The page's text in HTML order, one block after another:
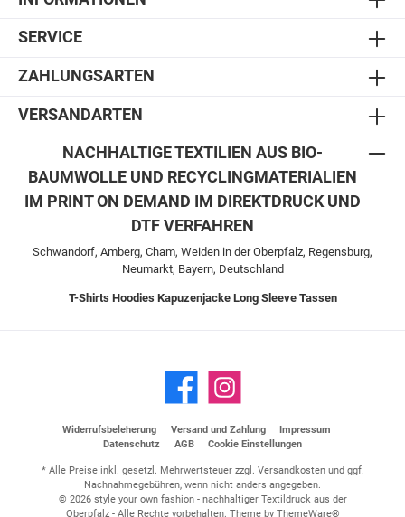
SERVICE
ZAHLUNGSARTEN
VERSANDARTEN
NACHHALTIGE TEXTILIEN AUS BIO-
BAUMWOLLE UND RECYCLINGMATERIALIEN
IM PRINT ON DEMAND IM DIREKTDRUCK UND
DTF VERFAHREN
Schwandorf, Amberg, Cham, Weiden in der Oberpfalz, Regensburg,
Neumarkt, Bayern, Deutschland
T-Shirts Hoodies Kapuzenjacke Long Sleeve Tassen
Widerrufsbeleherung Versand und Zahlung
Impressum
Datenschutz
AGB Cookie Einstellungen
* Alle Preise inkl. gesetzl. Mehrwertsteuer zzgl. Versandkostenund ggf.
Nachnahmegebühren, wenn nicht anders angegeben.
© 2026 style your own fashion - nachhaltiger Textildruck aus der
Oberpfalz - Alle Rechte vorbehalten. Theme by ThemeWare®